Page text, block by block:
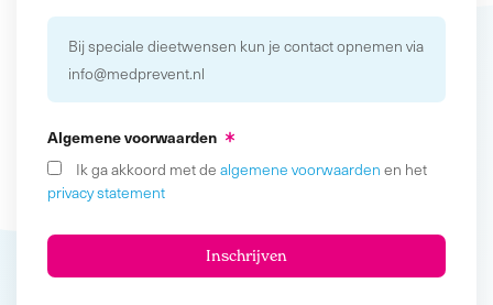
Bij speciale dieetwensen kun je contact opnemen via
info@medprevent.nl
Algemene voorwaarden
Ik ga akkoord met de algemene voorwaarden en het
privacy statement